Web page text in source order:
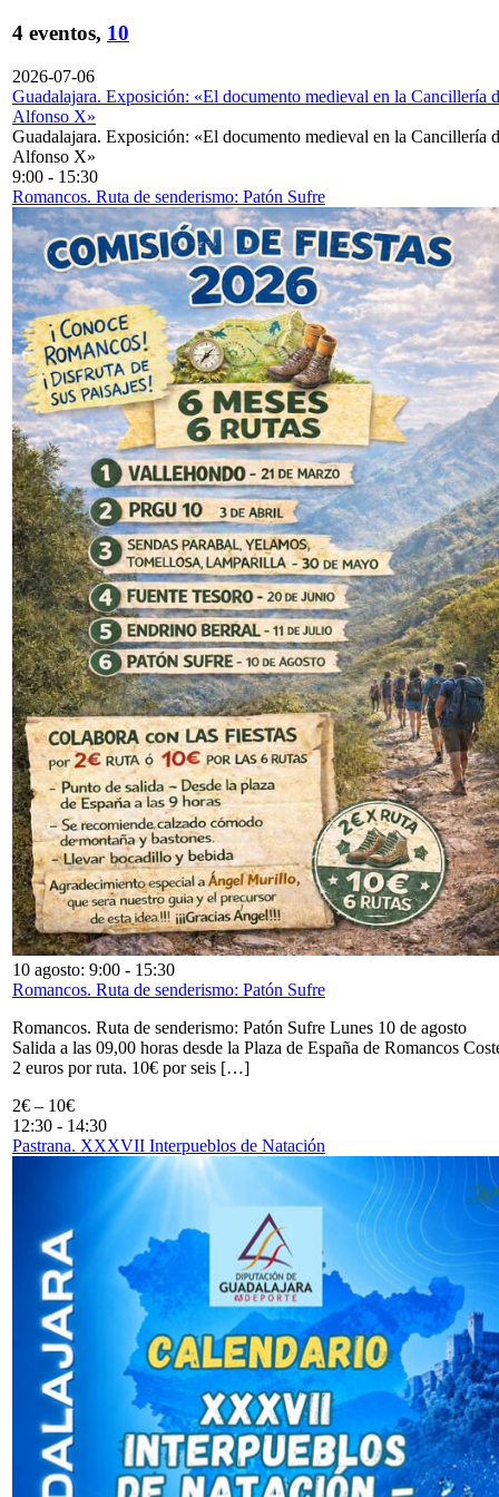
4 eventos, 10
2026-07-06
Guadalajara. Exposición: «El documento medieval en la Cancillería
Alfonso X»
Guadalajara. Exposición: «El documento medieval en la Cancillería
Alfonso X»
9:00 - 15:30
Romancos. Ruta de senderismo: Patón Sufre
10 agosto: 9:00 - 15:30
Romancos. Ruta de senderismo: Patón Sufre
Romancos. Ruta de senderismo: Patón Sufre Lunes 10 de agosto
Salida a las 09,00 horas desde la Plaza de España de Romancos
2 euros por ruta. 10€ por seis […]
2€ – 10€
12:30 - 14:30
Pastrana. XXXVII Interpueblos de Natación